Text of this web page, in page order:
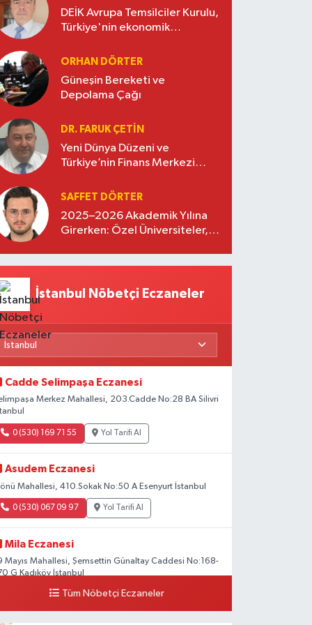
DEİK Avrupa Temsilciler Kurulu,
Türkiye'nin ekonomik
oluşturuyor
ORHAN DÖRTER
Güneşin Bereketi ve
Depolama Çağı
DR. FARUK ÇETİN
Yeni Dünya Düzeni ve
Türkiye’nin Finans Merkezi
SAFFET DÖRTER
2025–2026 Akademik Yılına
Girerken: Özel Üniversiteler,
İstanbul Nöbetçi Eczaneler
Cadde Selimpaşa Eczanesi
Merkez Mahallesi, 203.Cadde No:28 BA Silivri
0 (530) 169 71 55 Yol Tarifi Al
Asudem Eczanesi
Mahallesi, 410.Sokak No:50 A Esenyurt İstanbul
0 (530) 067 09 97 Yol Tarifi Al
Mila Eczanesi
Mayıs Mahallesi, Şemsettin Günaltay Caddesi No:168-
G Kadıköy İstanbul
0 (216) 514 23 73 Yol Tarifi Al
Tüm Nöbetçi Eczaneler